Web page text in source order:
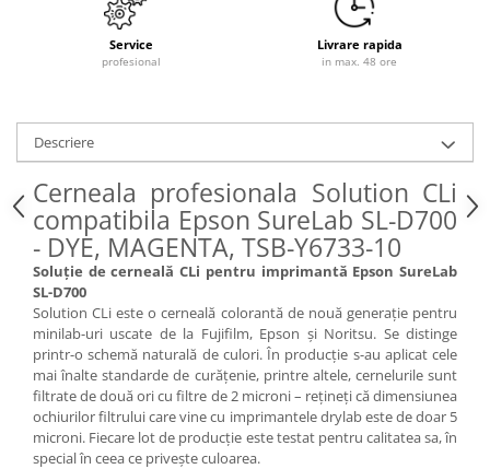
Service
profesional
Livrare rapida
in max. 48 ore
Descriere
Cerneala profesionala Solution CLi
compatibila Epson SureLab SL-D700
- DYE, MAGENTA, TSB-Y6733-10
Soluție de cerneală CLi pentru imprimantă Epson SureLab
SL-D700
Solution CLi este o cerneală colorantă de nouă generație pentru
minilab-uri uscate de la Fujifilm, Epson și Noritsu. Se distinge
printr-o schemă naturală de culori. În producție s-au aplicat cele
mai înalte standarde de curățenie, printre altele, cernelurile sunt
filtrate de două ori cu filtre de 2 microni – rețineți că dimensiunea
ochiurilor filtrului care vine cu imprimantele drylab este de doar 5
microni. Fiecare lot de producție este testat pentru calitatea sa, în
special în ceea ce privește culoarea.